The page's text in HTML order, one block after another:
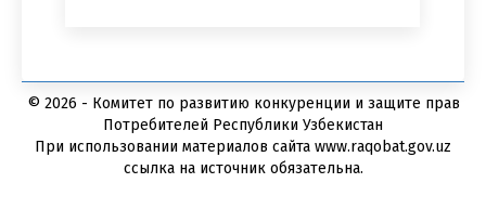
© 2026 - Комитет по развитию конкуренции и защите прав
Потребителей Республики Узбекистан
При использовании материалов сайта www.raqobat.gov.uz
ссылка на источник обязательна.